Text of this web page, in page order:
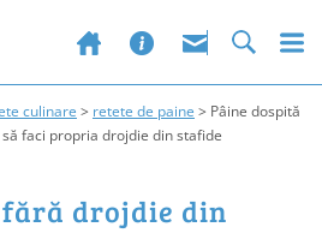
culinare > retete de paine > Pâine dospită
faci propria drojdie din stafide
drojdie din